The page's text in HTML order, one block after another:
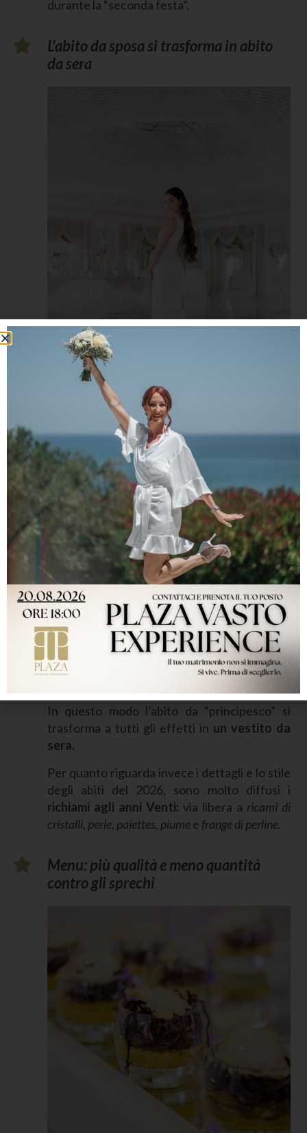
durante la “seconda festa”.
L'abito da sposa si trasforma in abito
da sera
Il trend del momento vede il matrimonio
trasformarsi inun partya tutti gli effetti,
principalmente di tiposerale.
Ecco perché l’abito da sposa oggi è
componibile e trasformabile,per sfoggiare
un look perfetto in ogni momento della
giornata.
Per esempio, è molto in voga la sopragonna,
che aggiunge volume ad abiti aderenti in stile
sirena e che può essere staccata durante i
festeggiamenti per ballare e muoversi in
In questo modo l’abito da “principesco” si
trasforma a tutti gli effetti in un vestito da
sera.
Per quanto riguarda invece i dettagli e lo stile
degli abiti del 2026, sono molto diffusi i
richiami agli anni Venti: via libera a ricami di
cristalli, perle, paiettes, piumee frange di perline.
Menu: più qualità e meno quantità
contro gli sprechi